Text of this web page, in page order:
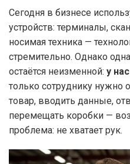
Сегодня в бизнесе
устройств: терминалы,
носимая техника —
стремительно. Однако
остаётся неизменной: у
только сотруднику нужно
товар, вводить данные,
перемещать коробки —
проблема: не хватает рук.